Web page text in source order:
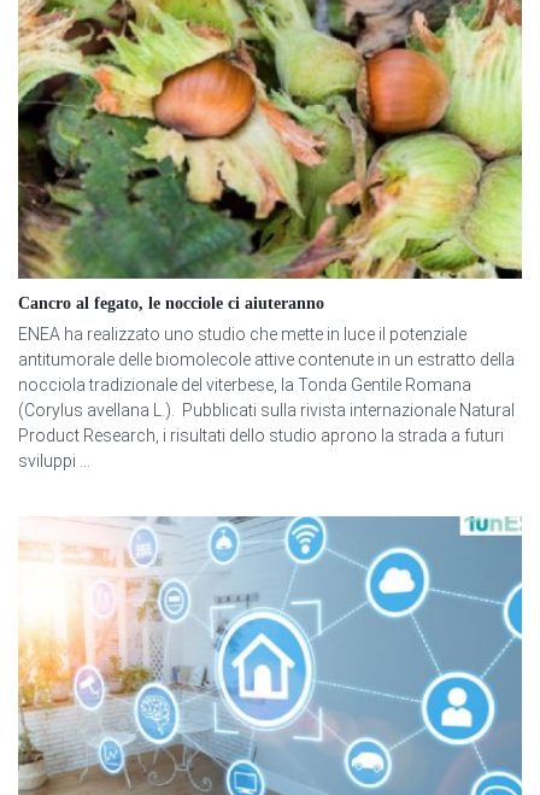
Cancro al fegato, le nocciole ci aiuteranno
ENEA ha realizzato uno studio che mette in luce il potenziale
antitumorale delle biomolecole attive contenute in un estratto della
nocciola tradizionale del viterbese, la Tonda Gentile Romana
(Corylus avellana L.). Pubblicati sulla rivista internazionale Natural
Product Research, i risultati dello studio aprono la strada a futuri
sviluppi ...